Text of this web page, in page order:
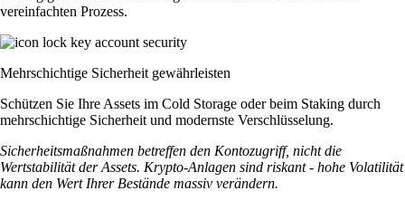
vereinfachten Prozess.
Mehrschichtige Sicherheit gewährleisten
Schützen Sie Ihre Assets im Cold Storage oder beim Staking durch
mehrschichtige Sicherheit und modernste Verschlüsselung.
Sicherheitsmaßnahmen betreffen den Kontozugriff, nicht die
Wertstabilität der Assets. Krypto-Anlagen sind riskant - hohe Volatilität
kann den Wert Ihrer Bestände massiv verändern.